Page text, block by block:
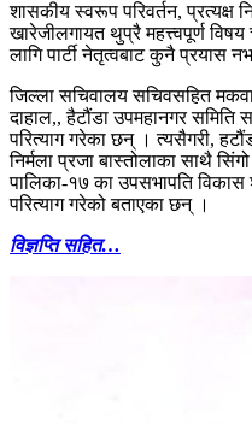
शासकीय स्वरूप परिवर्तन, प्रत्यक्ष
खारेजीलगायत थुप्रै महत्त्वपूर्ण विषय
लागि पार्टी नेतृत्वबाट कुनै प्रयास
जिल्ला सचिवालय सचिवसहित
दाहाल,, हैटौंडा उपमहानगर समिति
परित्याग गरेका छन् । त्यसैगरी,
निर्मला प्रजा बास्तोलाका साथै
पालिका-१७ का उपसभापति विकास
परित्याग गरेको बताएका छन् ।
विज्ञप्ति सहित…